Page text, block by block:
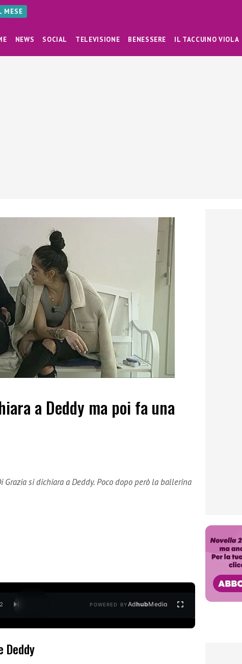
MESE
NEWS SOCIAL TELEVISIONE BENESSERE IL TACCUINO VIOLA
a Deddy ma poi fa una
Grazia si dichiara a Deddy. Poco dopo però la ballerina
2 POWERED BYAdhubMedia
Deddy